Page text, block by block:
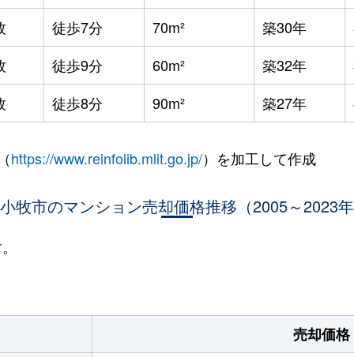
徒歩7分 70m² 築30年
徒歩9分 60m² 築32年
徒歩8分 90m² 築27年
https://www.reinfolib.mlit.go.jp/）を加工して作成
牧市のマンション売却価格推移（2005～2023
売却価